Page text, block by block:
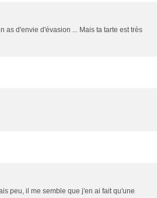
as d'envie d'évasion ... Mais ta tarte est très
peu, il me semble que j'en ai fait qu'une